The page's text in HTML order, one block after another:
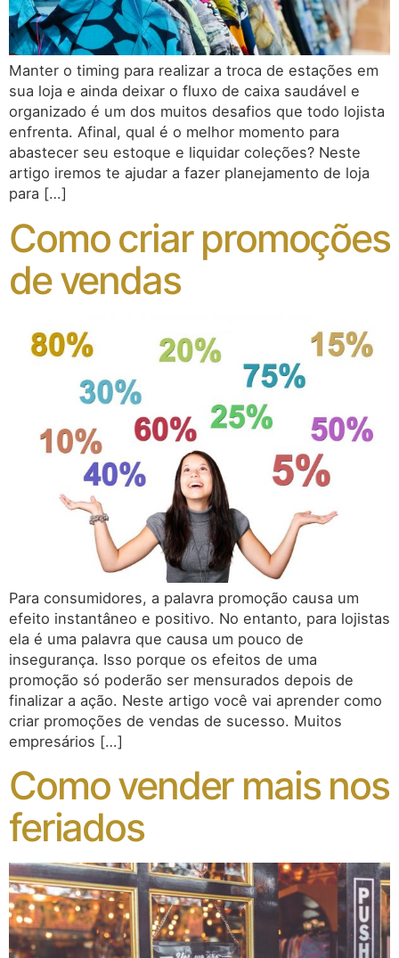
Manter o timing para realizar a troca de estações em
sua loja e ainda deixar o fluxo de caixa saudável e
organizado é um dos muitos desafios que todo lojista
enfrenta. Afinal, qual é o melhor momento para
abastecer seu estoque e liquidar coleções? Neste
artigo iremos te ajudar a fazer planejamento de loja
para […]
Como criar promoções
de vendas
Para consumidores, a palavra promoção causa um
efeito instantâneo e positivo. No entanto, para lojistas
ela é uma palavra que causa um pouco de
insegurança. Isso porque os efeitos de uma
promoção só poderão ser mensurados depois de
finalizar a ação. Neste artigo você vai aprender como
criar promoções de vendas de sucesso. Muitos
empresários […]
Como vender mais nos
feriados